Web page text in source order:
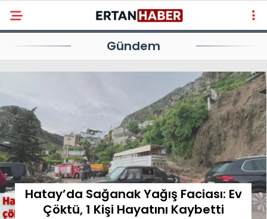
Gündem
Hatay’da Sağanak Yağış Faciası: Ev
Çöktü, 1 Kişi Hayatını Kaybetti